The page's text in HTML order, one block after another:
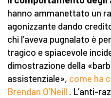
hanno ammanettato un
agonizzante dando
chi l’aveva pugnalato è
tragico e spiacevole
dimostrazione della
assistenziale», come ha
Brendan O’Neill . L’anti-